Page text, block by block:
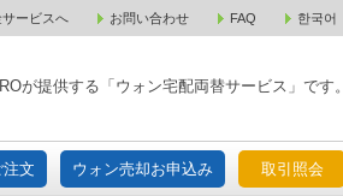
ービスへ お問い合わせ FAQ 한국어
が提供する「ウォン宅配両替サービス」です。
文 ウォン売却お申込み 取引照会
宅配ご注文 ウォン売却お申込み 取引照会